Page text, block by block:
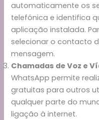
automaticamente os
telefónica e identifica
aplicação instalada.
selecionar o contacto
mensagem.
Chamadas de Voz e
WhatsApp permite
gratuitas para outros
qualquer parte do
ligação à internet.